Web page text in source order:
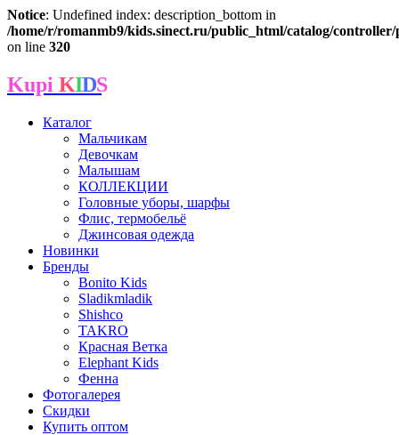
Notice: Undefined index: description_bottom in
/home/r/romanmb9/kids.sinect.ru/public_html/catalog/
on line 320
Kupi K I D S
Каталог
Мальчикам
Девочкам
Малышам
КОЛЛЕКЦИИ
Головные уборы, шарфы
Флис, термобельё
Джинсовая одежда
Новинки
Бренды
Bonito Kids
Sladikmladik
Shishco
TAKRO
Красная Ветка
Elephant Kids
Фенна
Фотогалерея
Скидки
Купить оптом